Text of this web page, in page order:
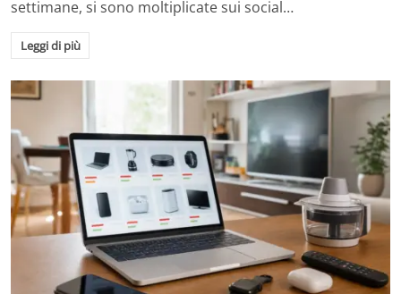
settimane, si sono moltiplicate sui social…
Leggi di più